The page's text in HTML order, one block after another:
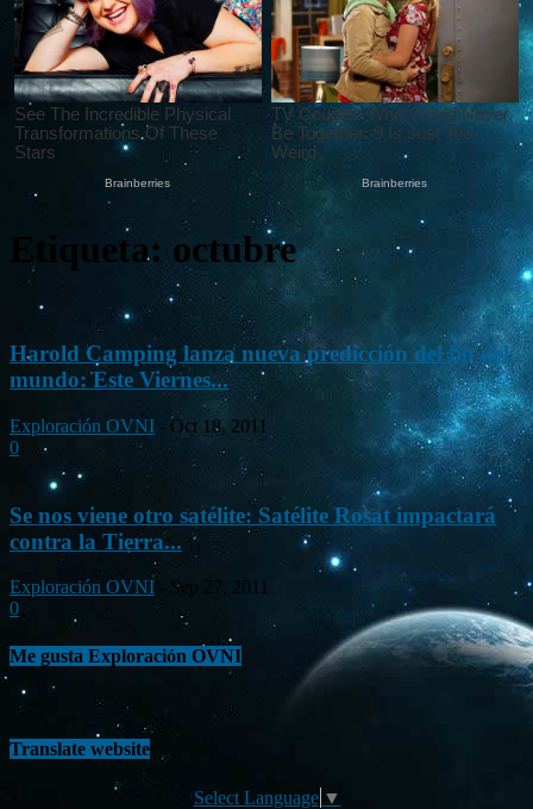
Etiqueta: octubre
Harold Camping lanza nueva predicción del fin del
mundo: Este Viernes...
Exploración OVNI - Oct 18, 2011
0
Se nos viene otro satélite: Satélite Rosat impactará
contra la Tierra...
Exploración OVNI - Sep 27, 2011
0
Me gusta Exploración OVNI
Translate website
Select Language ▼